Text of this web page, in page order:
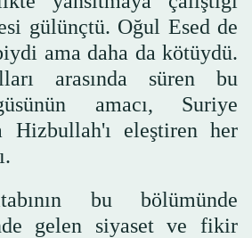
gülünçtü. Oğul Esed de
ama daha da kötüydü.
arasında süren bu
amacı, Suriye
eleştiren her
bu bölümünde
gelen siyaset ve fikir